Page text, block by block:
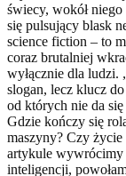
świecy, wokół
się pulsujący blask
science fiction – to
coraz brutalniej
wyłącznie dla ludzi.
slogan, lecz klucz
od których nie da
Gdzie kończy się
maszyny? Czy
artykule wywrócimy
inteligencji,